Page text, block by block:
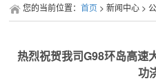
您的当前位置：首页 > 新闻中心 >
热烈祝贺我司G98环岛高速
功